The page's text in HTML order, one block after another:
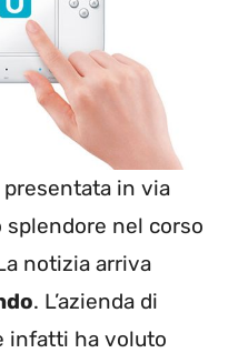
presentata in via
nel corso
notizia arriva
. L’azienda di
infatti ha voluto